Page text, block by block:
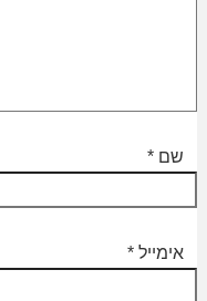
שם *
אימייל *